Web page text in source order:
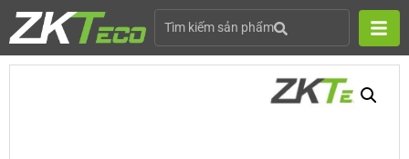
Tìm kiếm sản phẩm